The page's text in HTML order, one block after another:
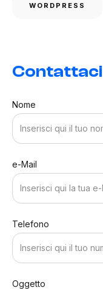
WORDPRESS
Contattaci
Nome
e-Mail
Telefono
Oggetto